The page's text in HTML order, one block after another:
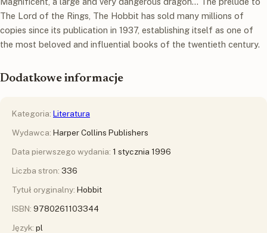
The Lord of the Rings, The Hobbit has sold many millions of
copies since its publication in 1937, establishing itself as one of
the most beloved and influential books of the twentieth century.
Dodatkowe informacje
Kategoria: Literatura
Wydawca: Harper Collins Publishers
Data pierwszego wydania: 1 stycznia 1996
Liczba stron: 336
Tytuł oryginalny: Hobbit
ISBN: 9780261103344
Język: pl